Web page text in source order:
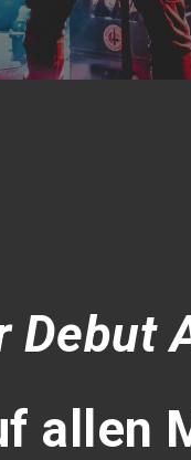
Debut
allen